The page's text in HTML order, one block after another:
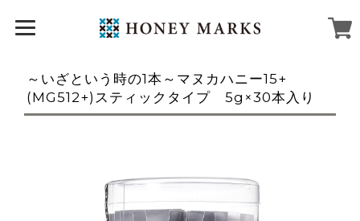
～いざという時の1本～マヌカハニー15+
(MG512+)スティックタイプ 5g×30本入り